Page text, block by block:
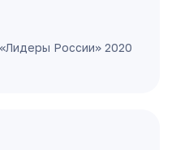
России» 2020